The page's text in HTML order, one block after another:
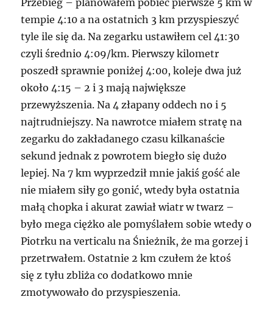
tempie 4:10 a na ostatnich 3 km przyspieszyć
tyle ile się da. Na zegarku ustawiłem cel 41:30
czyli średnio 4:09/km. Pierwszy kilometr
poszedł sprawnie poniżej 4:00, koleje dwa już
około 4:15 – 2 i 3 mają największe
przewyższenia. Na 4 złapany oddech no i 5
najtrudniejszy. Na nawrotce miałem stratę na
zegarku do zakładanego czasu kilkanaście
sekund jednak z powrotem biegło się dużo
lepiej. Na 7 km wyprzedził mnie jakiś gość ale
nie miałem siły go gonić, wtedy była ostatnia
małą chopka i akurat zawiał wiatr w twarz –
było mega ciężko ale pomyślałem sobie wtedy o
Piotrku na verticalu na Śnieżnik, że ma gorzej i
przetrwałem. Ostatnie 2 km czułem że ktoś
się z tyłu zbliża co dodatkowo mnie
zmotywowało do przyspieszenia.